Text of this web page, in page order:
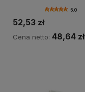
5.0
52,53 zł
Cena netto: 48,64 zł